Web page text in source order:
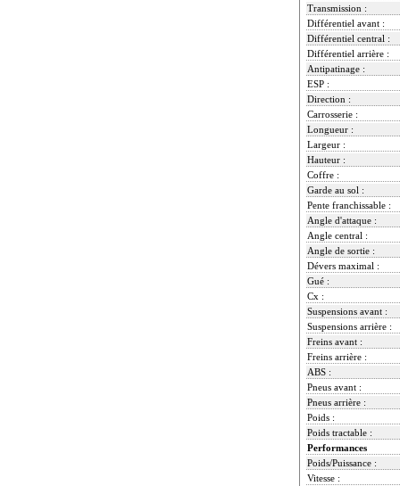
Transmission :
Différentiel avant :
Différentiel central :
Différentiel arrière :
Antipatinage :
ESP :
Direction :
Carrosserie :
Longueur :
Largeur :
Hauteur :
Coffre :
Garde au sol :
Pente franchissable :
Angle d'attaque :
Angle central :
Angle de sortie :
Dévers maximal :
Gué :
Cx :
Suspensions avant :
Suspensions arrière :
Freins avant :
Freins arrière :
ABS :
Pneus avant :
Pneus arrière :
Poids :
Poids tractable :
Performances
Poids/Puissance :
Vitesse :